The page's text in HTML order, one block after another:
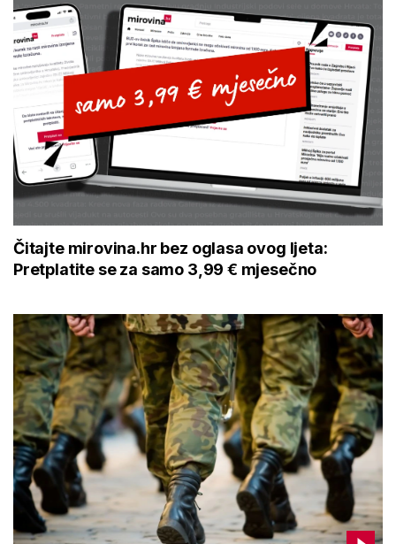
Čitajte mirovina.hr bez oglasa ovog ljeta:
Pretplatite se za samo 3,99 € mjesečno